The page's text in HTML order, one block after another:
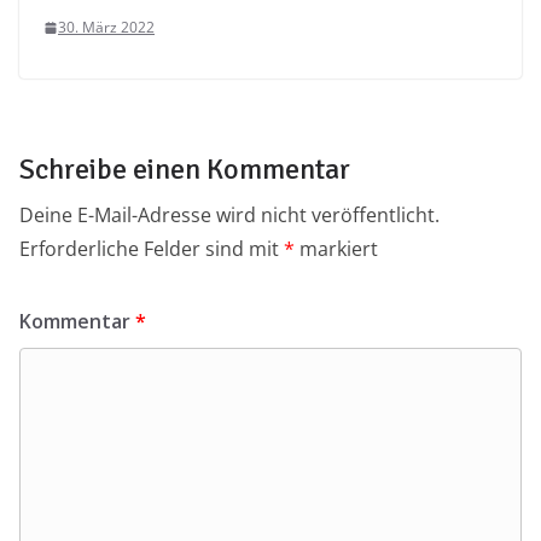
30. März 2022
Schreibe einen Kommentar
Deine E-Mail-Adresse wird nicht veröffentlicht.
Erforderliche Felder sind mit* markiert
Kommentar*